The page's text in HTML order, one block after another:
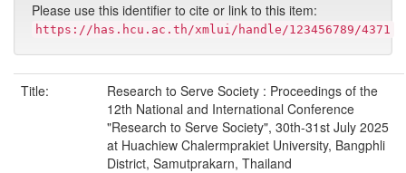
Please use this identifier to cite or link to this item:
https://has.hcu.ac.th/xmlui/handle/123456789/4371
Title:
Research to Serve Society : Proceedings of the
12th National and International Conference
"Research to Serve Society", 30th-31st July 2025
at Huachiew Chalermprakiet University, Bangphli
District, Samutprakarn, Thailand